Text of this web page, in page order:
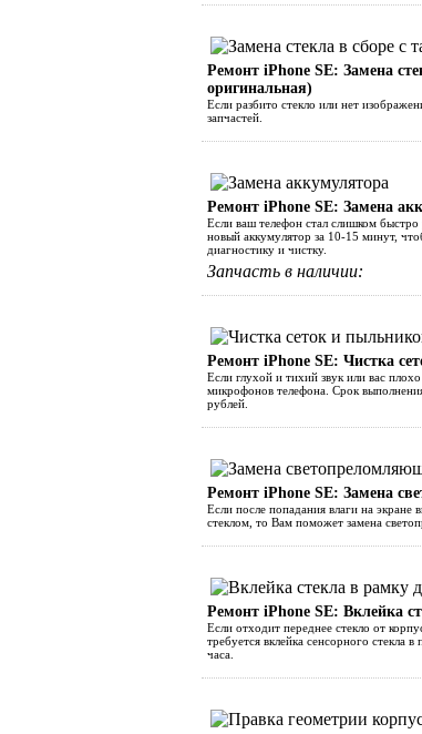
Ремонт iPhone SE: Замена
оригинальная)
Если разбито стекло или нет
запчастей.
Ремонт iPhone SE: Замена
Если ваш телефон стал слишком
новый аккумулятор за 10-15 минут,
диагностику и чистку.
Запчасть в наличии:
Ремонт iPhone SE: Чистка
Если глухой и тихий звук или вас
микрофонов телефона. Срок
рублей.
Ремонт iPhone SE: Замена
Если после попадания влаги на
стеклом, то Вам поможет замена
Ремонт iPhone SE: Вклейка
Если отходит переднее стекло от
требуется вклейка сенсорного стекла
часа.